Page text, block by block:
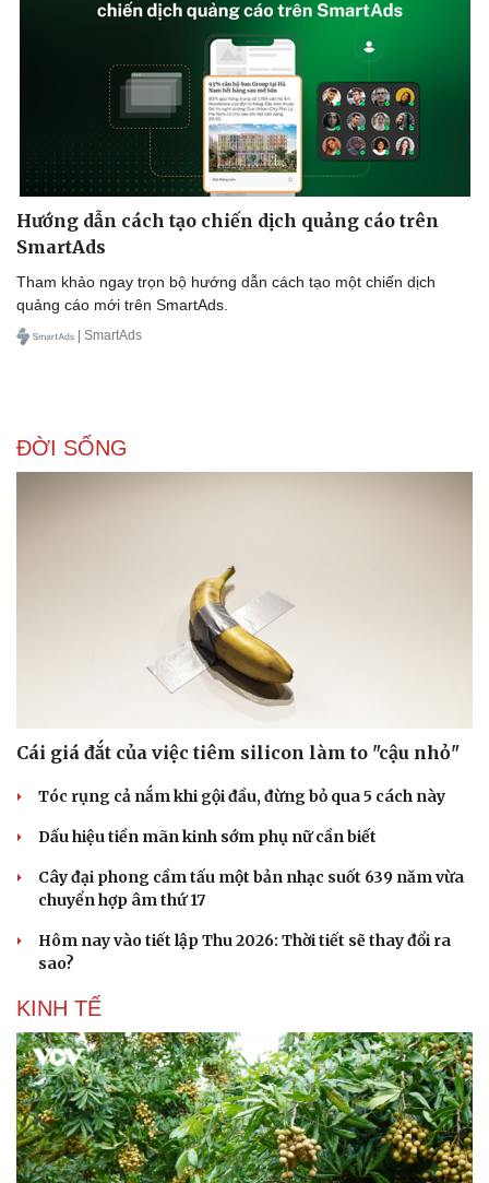
Doanh nghiệp
Thông tin doanh nghiệp
Doanh nghiệp 24h
Doanh nhân
Vì cộng đồng
Công nghệ
Sành điệu
Tin Công nghệ
Trải nghiệm
Chuyển đổi số
Hướng dẫn cách tạo chiến dịch quảng cáo trên
SmartAds
Tham khảo ngay trọn bộ hướng dẫn cách tạo một chiến dịch
quảng cáo mới trên SmartAds.
| SmartAds
ĐỜI SỐNG
Cái giá đắt của việc tiêm silicon làm to "cậu nhỏ"
Tóc rụng cả nắm khi gội đầu, đừng bỏ qua 5 cách này
Dấu hiệu tiền mãn kinh sớm phụ nữ cần biết
Cây đại phong cầm tấu một bản nhạc suốt 639 năm vừa
chuyển hợp âm thứ 17
Hôm nay vào tiết lập Thu 2026: Thời tiết sẽ thay đổi ra
sao?
KINH TẾ